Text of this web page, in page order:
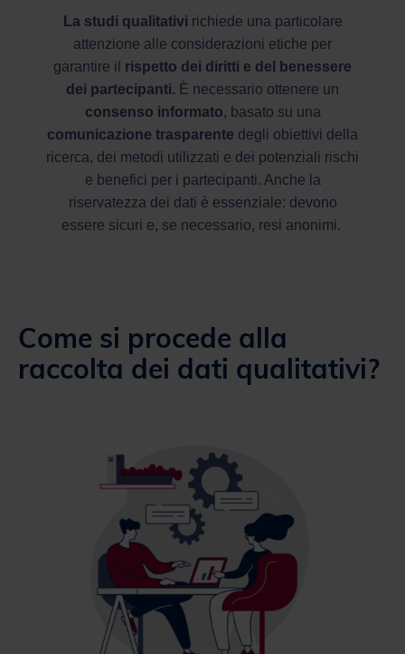
La studi qualitativi richiede una particolare
attenzione alle considerazioni etiche per
garantire il rispetto dei diritti e del benessere
dei partecipanti. È necessario ottenere un
consenso informato, basato su una
comunicazione trasparente degli obiettivi della
ricerca, dei metodi utilizzati e dei potenziali rischi
e benefici per i partecipanti. Anche la
riservatezza dei dati è essenziale: devono
essere sicuri e, se necessario, resi anonimi.
Come si procede alla
raccolta dei dati qualitativi?